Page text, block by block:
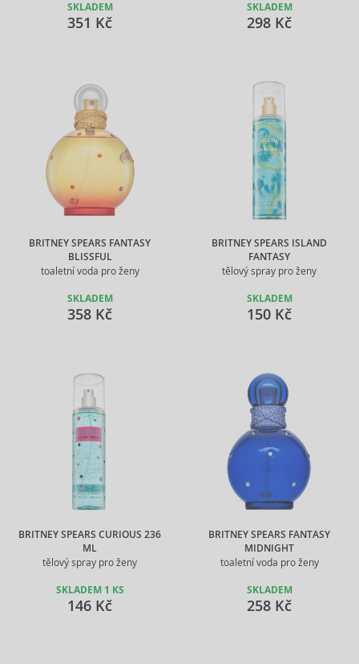
SKLADEM
351 Kč
SKLADEM
298 Kč
BRITNEY SPEARS FANTASY
BLISSFUL
toaletní voda pro ženy
SKLADEM
358 Kč
BRITNEY SPEARS ISLAND
FANTASY
tělový spray pro ženy
SKLADEM
150 Kč
BRITNEY SPEARS CURIOUS 236
ML
tělový spray pro ženy
SKLADEM 1 KS
146 Kč
BRITNEY SPEARS FANTASY
MIDNIGHT
toaletní voda pro ženy
SKLADEM
258 Kč